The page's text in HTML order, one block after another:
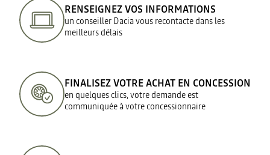
RENSEIGNEZ VOS INFORMATIONS
un conseiller Dacia vous recontacte dans les
meilleurs délais
FINALISEZ VOTRE ACHAT EN CONCESSION
en quelques clics, votre demande est
communiquée à votre concessionnaire